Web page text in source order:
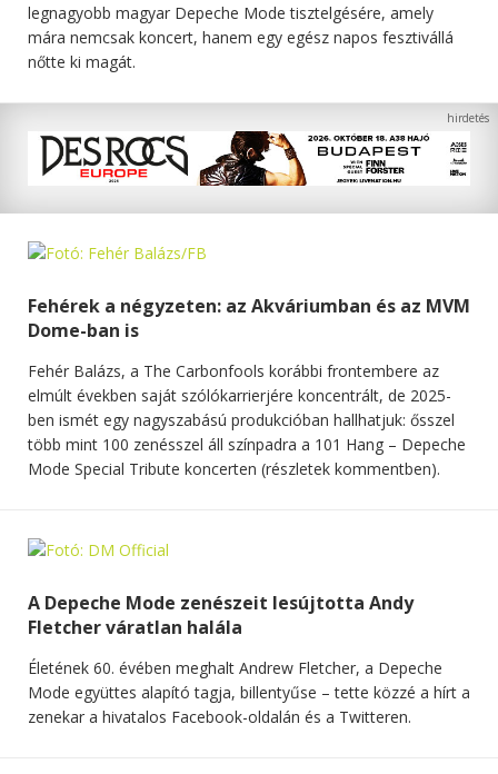
legnagyobb magyar Depeche Mode tisztelgésére, amely
mára nemcsak koncert, hanem egy egész napos fesztivállá
nőtte ki magát.
Fehérek a négyzeten: az Akváriumban és az MVM
Dome-ban is
Fehér Balázs, a The Carbonfools korábbi frontembere az
elmúlt években saját szólókarrierjére koncentrált, de 2025-
ben ismét egy nagyszabású produkcióban hallhatjuk: ősszel
több mint 100 zenésszel áll színpadra a 101 Hang – Depeche
Mode Special Tribute koncerten (részletek kommentben).
A Depeche Mode zenészeit lesújtotta Andy
Fletcher váratlan halála
Életének 60. évében meghalt Andrew Fletcher, a Depeche
Mode együttes alapító tagja, billentyűse – tette közzé a hírt a
zenekar a hivatalos Facebook-oldalán és a Twitteren.